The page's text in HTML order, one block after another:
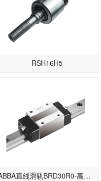
RSH16H5
ABBA直线滑轨BRD30R0-高组装型